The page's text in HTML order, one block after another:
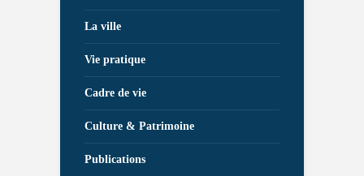
La ville
Vie pratique
Cadre de vie
Culture & Patrimoine
Publications